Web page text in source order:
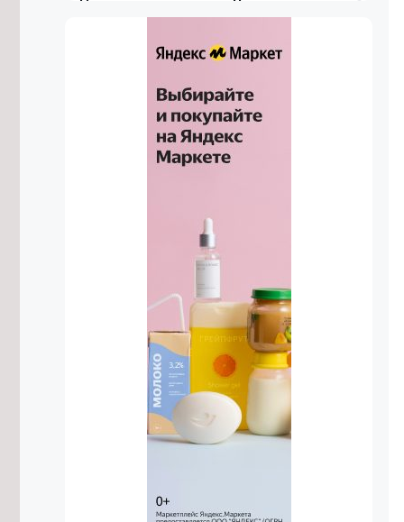
Исторические улицы Читы
благоустроят за 1,5 млрд рублей до
Аграриям Забайкалья нужно
заготовить 1,1 млн тонн сена к зиме
7/08/2026 в 17:18
Житель Жирекена получил условный
Высокий уровень заболеваемости
энтеровирусом сохраняется в
7/08/2026 в 16:29
Прокуратура потребовала
отремонтировать здание Дворца
спорта в Чите
7/08/2026 в 16:07
Улицу в Чите перекроют до 12
августа из-за аварийной ситуации
Подготовку к безопасному
проведению Единого дня